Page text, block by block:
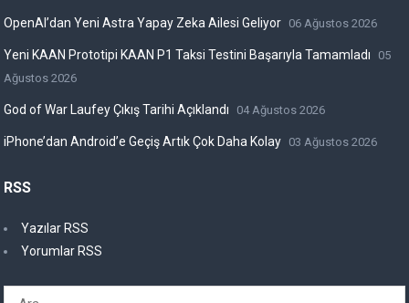
OpenAI’dan Yeni Astra Yapay Zeka Ailesi Geliyor 06 Ağustos 2026
Yeni KAAN Prototipi KAAN P1 Taksi Testini Başarıyla Tamamladı
05
Ağustos 2026
God of War Laufey Çıkış Tarihi Açıklandı 04 Ağustos 2026
iPhone’dan Android’e Geçiş Artık Çok Daha Kolay 03 Ağustos 2026
RSS
Yazılar RSS
Yorumlar RSS
Arama: